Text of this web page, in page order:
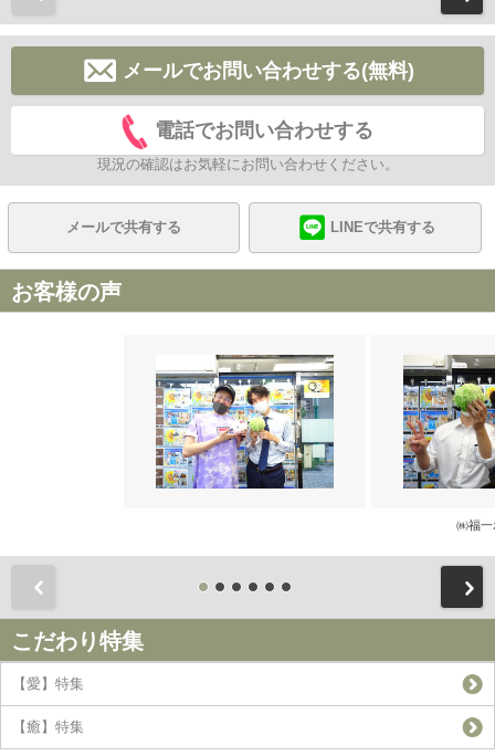
メールでお問い合わせする(無料)
電話でお問い合わせする
現況の確認はお気軽にお問い合わせください。
メールで共有する LINEで共有する
お客様の声
㈱福一
こだわり特集
【愛】特集
【癒】特集